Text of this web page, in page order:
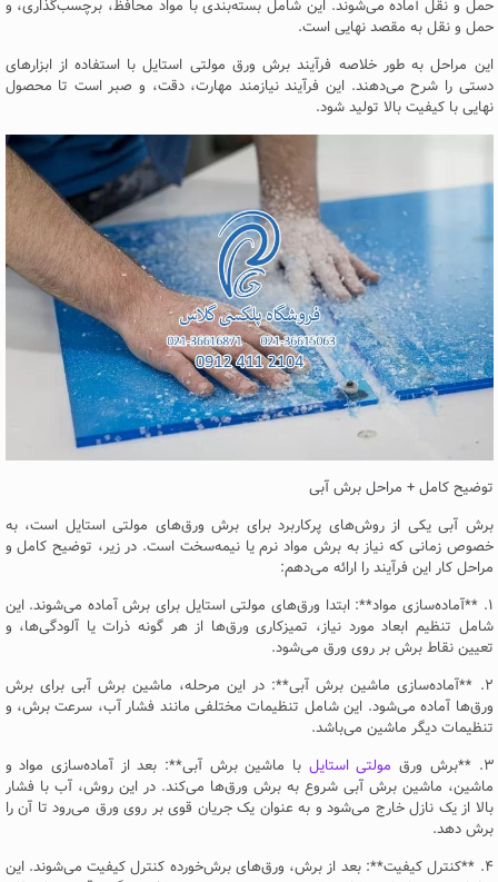
حمل و نقل آماده می‌شوند. این شامل بسته‌بندی با مواد محافظ، برچسب‌گذاری، و
حمل و نقل به مقصد نهایی است.
این مراحل به طور خلاصه فرآیند برش ورق مولتی استایل با استفاده از ابزارهای
دستی را شرح می‌دهند. این فرآیند نیازمند مهارت، دقت، و صبر است تا محصول
نهایی با کیفیت بالا تولید شود.
توضیح کامل + مراحل برش آبی
برش آبی یکی از روش‌های پرکاربرد برای برش ورق‌های مولتی استایل است، به
خصوص زمانی که نیاز به برش مواد نرم یا نیمه‌سخت است. در زیر، توضیح کامل و
مراحل کار این فرآیند را ارائه می‌دهم:
۱. **آماده‌سازی مواد**: ابتدا ورق‌های مولتی استایل برای برش آماده می‌شوند. این
شامل تنظیم ابعاد مورد نیاز، تمیزکاری ورق‌ها از هر گونه ذرات یا آلودگی‌ها، و
تعیین نقاط برش بر روی ورق می‌شود.
۲. **آماده‌سازی ماشین برش آبی**: در این مرحله، ماشین برش آبی برای برش
ورق‌ها آماده می‌شود. این شامل تنظیمات مختلفی مانند فشار آب، سرعت برش، و
تنظیمات دیگر ماشین می‌باشد.
۳. **برش ورق
مولتی استایل با ماشین برش آبی**: بعد از آماده‌سازی مواد و
ماشین، ماشین برش آبی شروع به برش ورق‌ها می‌کند. در این روش، آب با فشار
بالا از یک نازل خارج می‌شود و به عنوان یک جریان قوی بر روی ورق می‌رود تا آن را
برش دهد.
۴. **کنترل کیفیت**: بعد از برش، ورق‌های برش‌خورده کنترل کیفیت می‌شوند. این